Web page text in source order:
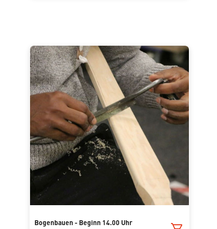
Bogenbauen - Beginn 14.00 Uhr